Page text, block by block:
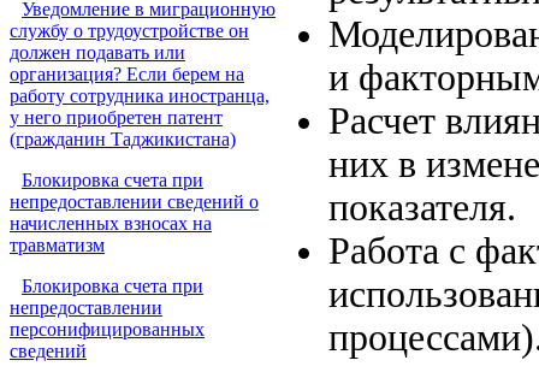
Уведомление в миграционную
службу о трудоустройстве он
должен подавать или
организация? Если берем на
работу сотрудника иностранца,
у него приобретен патент
(гражданин Таджикистана)
Блокировка счета при
непредоставлении сведений о
начисленных взносах на
травматизм
Блокировка счета при
непредоставлении
персонифицированных
сведений
и
Расчет
них в
показателя.
Работа с